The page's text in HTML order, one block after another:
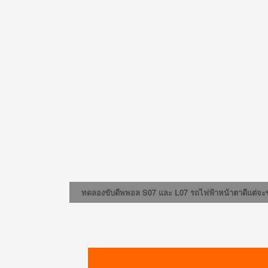
ทดลองขับดีพพอล S07 และ L07 รถไฟฟ้าหน้าตาดีแต่จ